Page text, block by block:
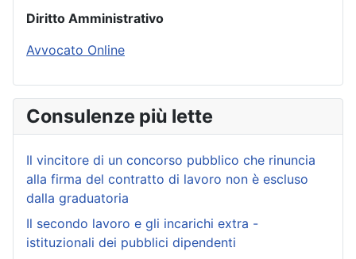
Diritto Amministrativo
Avvocato Online
Consulenze più lette
Il vincitore di un concorso pubblico che rinuncia
alla firma del contratto di lavoro non è escluso
dalla graduatoria
Il secondo lavoro e gli incarichi extra -
istituzionali dei pubblici dipendenti